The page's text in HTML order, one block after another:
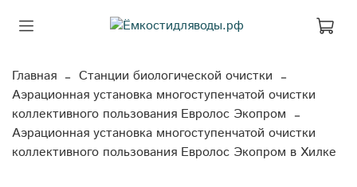
Главная
Станции биологической очистки
Аэрационная установка многоступенчатой очистки
коллективного пользования Евролос Экопром
Аэрационная установка многоступенчатой очистки
коллективного пользования Евролос Экопром в Хилке